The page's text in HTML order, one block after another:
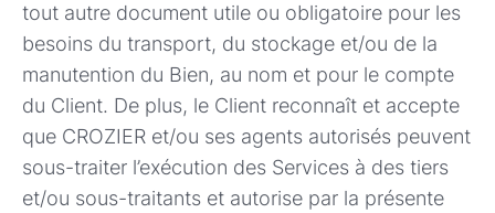
tout autre document utile ou obligatoire pour les
besoins du transport, du stockage et/ou de la
manutention du Bien, au nom et pour le compte
du Client. De plus, le Client reconnaît et accepte
que CROZIER et/ou ses agents autorisés peuvent
sous-traiter l’exécution des Services à des tiers
et/ou sous-traitants et autorise par la présente